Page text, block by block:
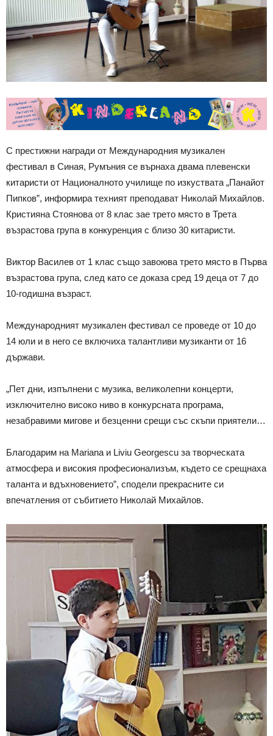
С престижни награди от Международния музикален
фестивал в Синая, Румъния се върнаха двама плевенски
китаристи от Националното училище по изкуствата „Панайот
Пипков”, информира техният преподават Николай Михайлов.
Кристияна Стоянова от 8 клас зае трето място в Трета
възрастова група в конкуренция с близо 30 китаристи.
Виктор Василев от 1 клас също завоюва трето място в Първа
възрастова група, след като се доказа сред 19 деца от 7 до
10-годишна възраст.
Международният музикален фестивал се проведе от 10 до
14 юли и в него се включиха талантливи музиканти от 16
държави.
„Пет дни, изпълнени с музика, великолепни концерти,
изключително високо ниво в конкурсната програма,
незабравими мигове и безценни срещи със скъпи приятели…
Благодарим на Mariana и Liviu Georgescu за творческата
атмосфера и високия професионализъм, където се срещнаха
таланта и вдъхновението”, сподели прекрасните си
впечатления от събитието Николай Михайлов.